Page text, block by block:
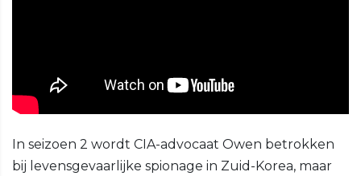
In seizoen 2 wordt CIA-advocaat Owen betrokken
bij levensgevaarlijke spionage in Zuid-Korea, maar